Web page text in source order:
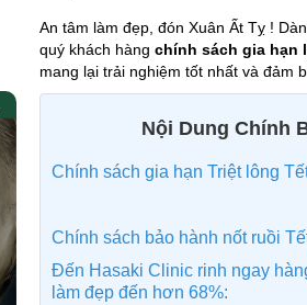
An tâm làm đẹp, đón Xuân Ất Tỵ !
quý khách hàng chính sách gia hạn
mang lại trải nghiệm tốt nhất và đảm
Nội Dung Chính
Chính sách gia hạn Triệt lông
Chính sách bảo hành nốt ruồi
Đến Hasaki Clinic rinh ngay
làm đẹp đến hơn 68%: